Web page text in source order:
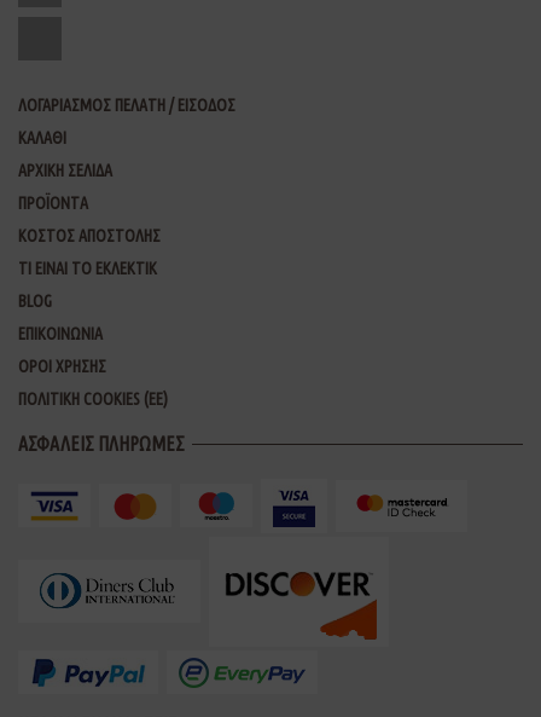
ΛΟΓΑΡΙΑΣΜΟΣ ΠΕΛΑΤΗ / ΕΙΣΟΔΟΣ
ΚΑΛΑΘΙ
ΑΡΧΙΚΗ ΣΕΛΙΔΑ
ΠΡΟΪΟΝΤΑ
ΚΟΣΤΟΣ ΑΠΟΣΤΟΛΗΣ
ΤΙ ΕΙΝΑΙ ΤΟ ΕΚΛΕΚΤΙΚ
BLOG
ΕΠΙΚΟΙΝΩΝΙΑ
ΟΡΟΙ ΧΡΗΣΗΣ
ΠΟΛΙΤΙΚΗ COOKIES (ΕΕ)
ΑΣΦΑΛΕΙΣ ΠΛΗΡΩΜΕΣ